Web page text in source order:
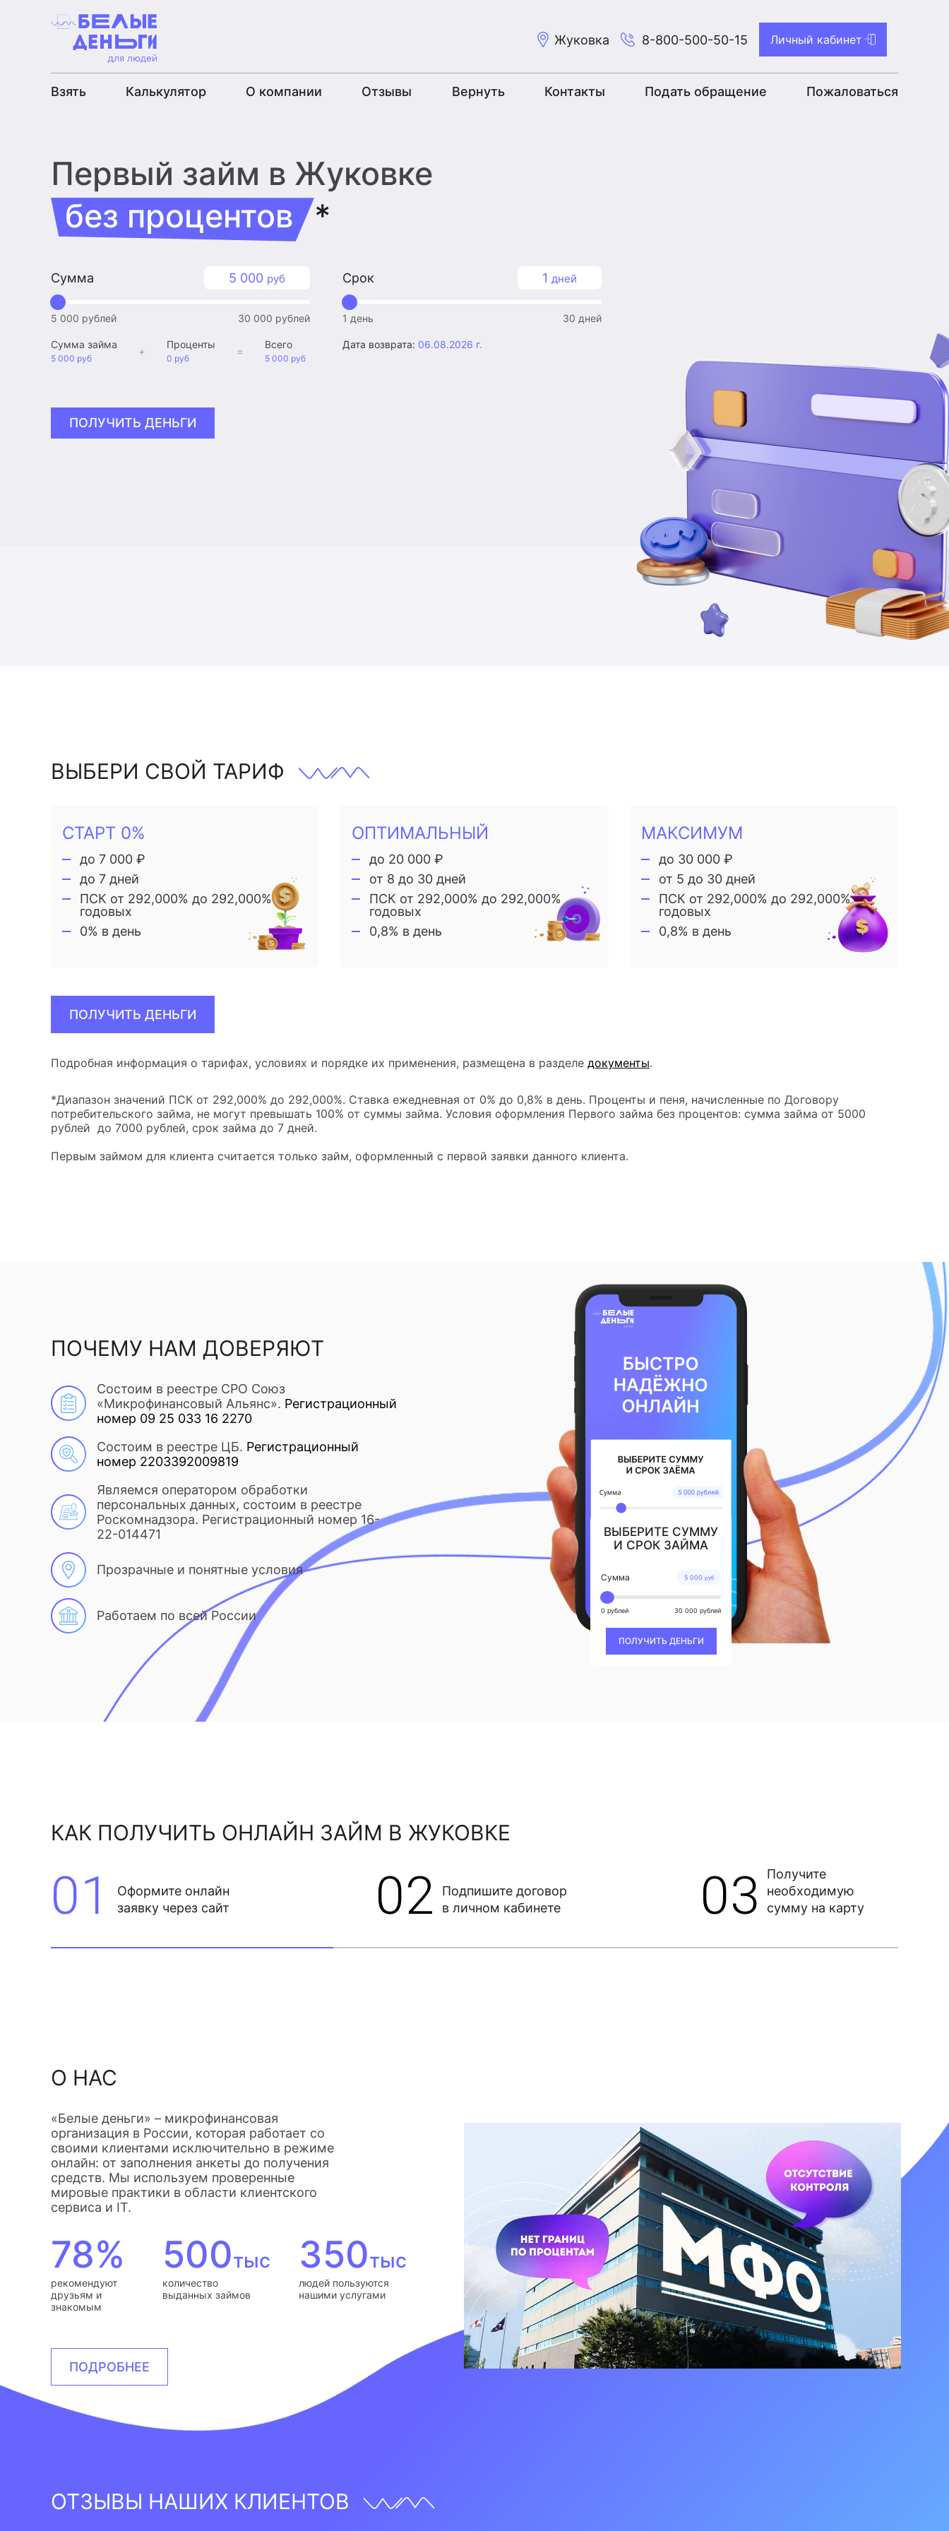
Жуковка 8-800-500-50-15 Личный кабинет
Взять Калькулятор О компании Отзывы Вернуть Контакты Подать обращение Пожаловаться
Первый займ в Жуковке
без процентов
*
5 000 руб
Сумма
5 000 рублей 30 000 рублей
1 дней
Срок
1 день 30 дней
Сумма займа
5 000 руб
+
Проценты
0 руб
=
Всего
5 000 руб
Дата возврата: 06.08.2026 г.
ПОЛУЧИТЬ ДЕНЬГИ
ВЫБЕРИ СВОЙ ТАРИФ
СТАРТ 0%
до 7 000 ₽
до 7 дней
ПСК от 292,000% до 292,000%
годовых
0% в день
ОПТИМАЛЬНЫЙ
до 20 000 ₽
от 8 до 30 дней
ПСК от 292,000% до 292,000%
годовых
0,8% в день
МАКСИМУМ
до 30 000 ₽
от 5 до 30 дней
ПСК от 292,000% до 292,000%
годовых
0,8% в день
ПОЛУЧИТЬ ДЕНЬГИ
Подробная информация о тарифах, условиях и порядке их применения, размещена в разделе документы.
*Диапазон значений ПСК от 292,000% до 292,000%. Ставка ежедневная от 0% до 0,8% в день. Проценты и пеня, начисленные по Договору
потребительского займа, не могут превышать 100% от суммы займа. Условия оформления Первого займа без процентов: сумма займа от 5000
рублей до 7000 рублей, срок займа до 7 дней.
Первым займом для клиента считается только займ, оформленный с первой заявки данного клиента.
ПОЧЕМУ НАМ ДОВЕРЯЮТ
Состоим в реестре СРО Союз
«Микрофинансовый Альянс». Регистрационный
номер 09 25 033 16 2270
Состоим в реестре ЦБ. Регистрационный
номер 2203392009819
Являемся оператором обработки
персональных данных, состоим в реестре
Роскомнадзора. Регистрационный номер 16-
22-014471
Прозрачные и понятные условия
Работаем по всей России
ВЫБЕРИТЕ СУММУ
И СРОК ЗАЙМА
5 000 руб
Сумма
0 рублей 30 000 рублей
ПОЛУЧИТЬ ДЕНЬГИ
КАК ПОЛУЧИТЬ ОНЛАЙН ЗАЙМ В ЖУКОВКЕ
01
Оформите онлайн
заявку через сайт
02
Подпишите договор
в личном кабинете
03
Получите
необходимую
сумму на карту
О НАС
«Белые деньги» – микрофинансовая
организация в России, которая работает со
своими клиентами исключительно в режиме
онлайн: от заполнения анкеты до получения
средств. Мы используем проверенные
мировые практики в области клиентского
сервиса и IT.
78%
рекомендуют
друзьям и
знакомым
500тыс
количество
выданных займов
350тыс
людей пользуются
нашими услугами
ПОДРОБНЕЕ
ОТЗЫВЫ НАШИХ КЛИЕНТОВ